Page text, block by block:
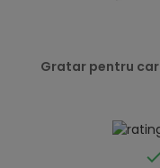
Gratar pentru